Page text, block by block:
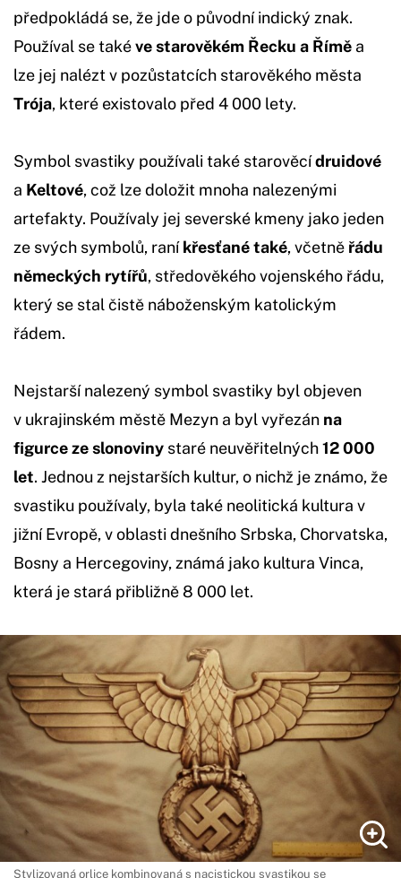
předpokládá se, že jde o původní indický znak.
Používal se takéve starověkém Řecku a Římě a
lze jej nalézt v pozůstatcích starověkého města
Trója, které existovalo před 4 000 lety.
Symbol svastiky používali také starověcídruidové
a Keltové, což lze doložit mnoha nalezenými
artefakty. Používaly jej severské kmeny jako jeden
ze svých symbolů, raníkřesťané také, včetně řádu
německých rytířů, středověkého vojenského řádu,
který se stal čistě náboženským katolickým
řádem.
Nejstarší nalezený symbol svastiky byl objeven
v ukrajinském městě Mezyn a byl vyřezán na
figurce ze slonoviny staré neuvěřitelných12 000
let. Jednou z nejstarších kultur, o nichž je známo, že
svastiku používaly, byla také neolitická kultura v
jižní Evropě, v oblasti dnešního Srbska, Chorvatska,
Bosny a Hercegoviny, známá jako kultura Vinca,
která je stará přibližně 8 000 let.
Stylizovaná orlice kombinovaná s nacistickou svastikou se